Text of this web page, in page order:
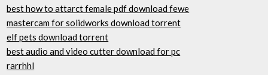
best how to attarct female pdf download fewe
mastercam for solidworks download torrent
elf pets download torrent
best audio and video cutter download for pc
rarrhhl